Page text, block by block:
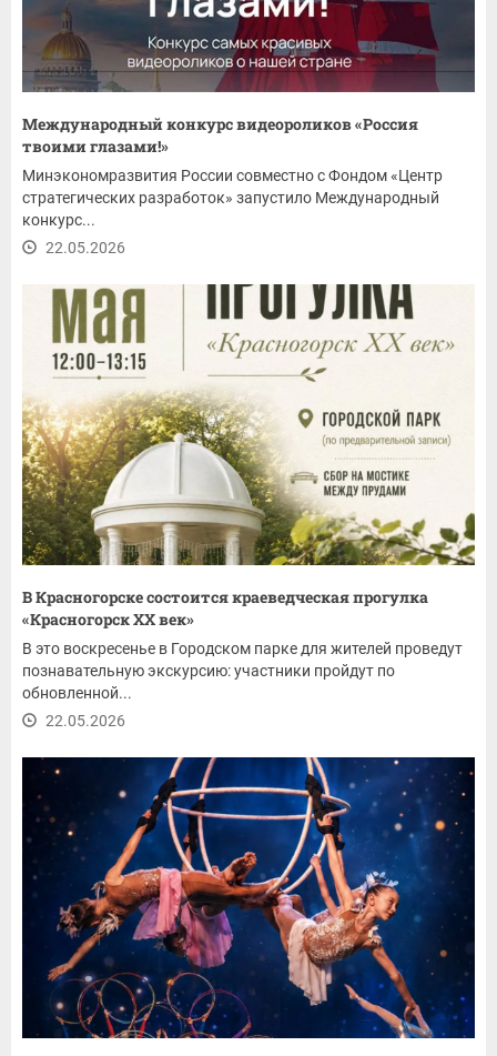
Международный конкурс видеороликов «Россия
твоими глазами!»
Минэкономразвития России совместно с Фондом «Центр
стратегических разработок» запустило Международный
конкурс...
22.05.2026
В Красногорске состоится краеведческая прогулка
«Красногорск XX век»
В это воскресенье в Городском парке для жителей проведут
познавательную экскурсию: участники пройдут по
обновленной...
22.05.2026